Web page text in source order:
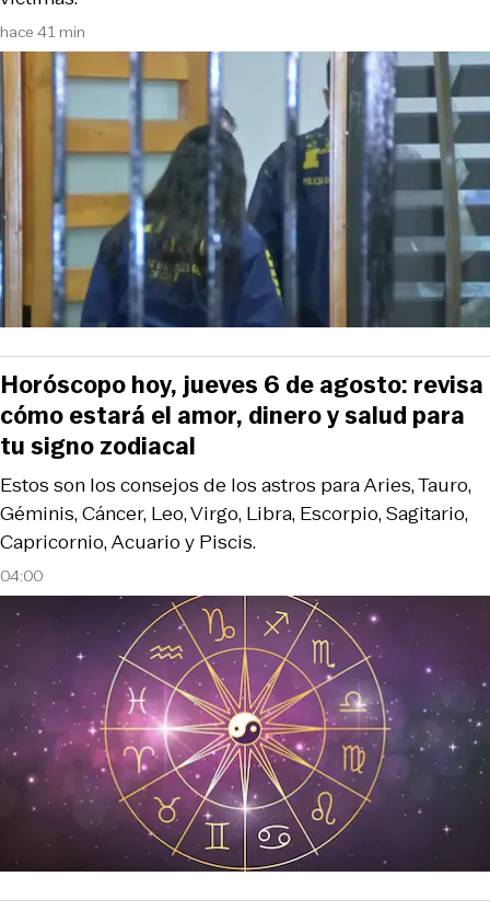
hace 41 min
04:00
Estos son los consejos de los astros para Aries, Tauro,
Géminis, Cáncer, Leo, Virgo, Libra, Escorpio, Sagitario,
Capricornio, Acuario y Piscis.
Horóscopo hoy, jueves 6 de agosto: revisa
cómo estará el amor, dinero y salud para
tu signo zodiacal